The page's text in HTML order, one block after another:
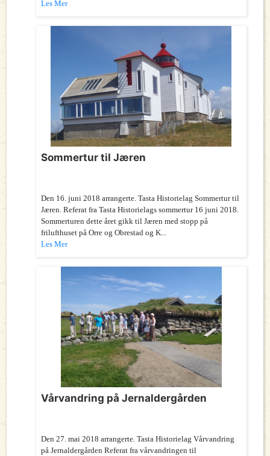
Les Mer
Sommertur til Jæren
Den 16. juni 2018 arrangerte. Tasta Historielag Sommertur til
Jæren. Referat fra Tasta Historielags sommertur 16 juni 2018.
Sommerturen dette året gikk til Jæren med stopp på
frilufthuset på Orre og Obrestad og K...
Les Mer
Vårvandring på Jernaldergården
Den 27. mai 2018 arrangerte. Tasta Historielag Vårvandring
på Jernaldergården Referat fra vårvandringen til